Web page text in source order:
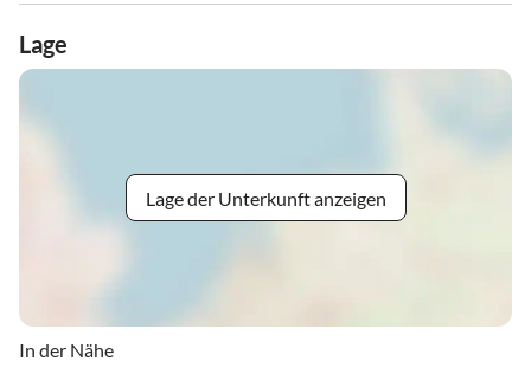
Lage
Lage der Unterkunft anzeigen
In der Nähe